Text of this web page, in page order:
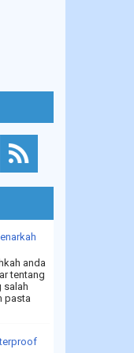
anda
tentang
salah
pasta